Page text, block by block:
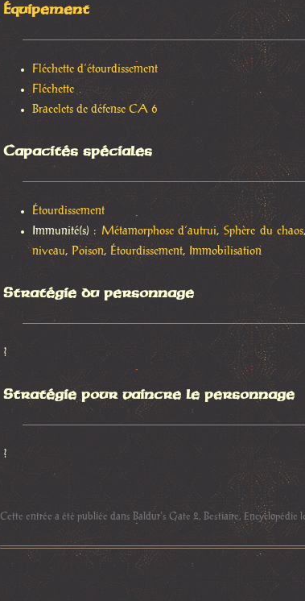
Équipement
Fléchette d’étourdissement
Fléchette
Bracelets de défense CA 6
Capacités spéciales
Étourdissement
Immunité(s) : Métamorphose d’autrui,Sphère du chaos,
niveau, Poison, Étourdissement, Immobilisation
Stratégie du personnage
?
Stratégie pour vaincre le personnage
?
Cette entrée a été publiée dans Baldur's Gate 2, Bestiaire,Encyclopédie